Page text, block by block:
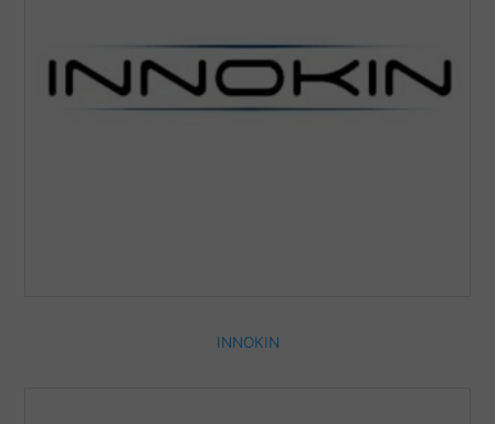
INNOKIN